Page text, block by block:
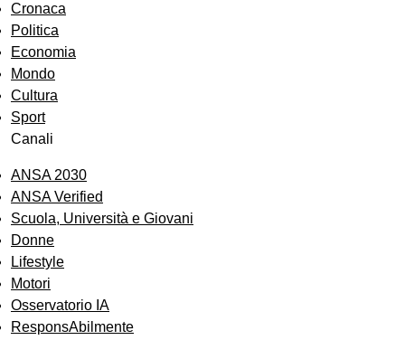
Cronaca
Politica
Economia
Mondo
Cultura
Sport
Canali
ANSA 2030
ANSA Verified
Scuola, Università e Giovani
Donne
Lifestyle
Motori
Osservatorio IA
ResponsAbilmente